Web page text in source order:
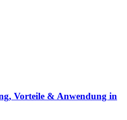
Vorteile & Anwendung in